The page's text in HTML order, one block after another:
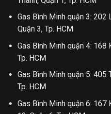
Gas Bình Minh quận 3: 202
Quận 3, Tp. HCM
Gas Bình Minh quận 4: 168
Tp. HCM
Gas Bình Minh quận 5: 405
Tp. HCM
Gas Bình Minh quận 6: